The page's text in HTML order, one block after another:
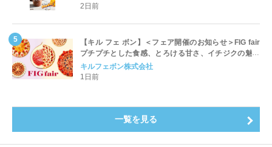
開始
2日前
【キル フェ ボン】＜フェア開催のお知らせ＞FIG fair
プチプチとした食感、とろける甘さ、イチジクの魅力
をたっぷりと。新作を含め、イチジク尽くしの全4種が
登場8月20日（木）スタート
キルフェボン株式会社
1日前
一覧を見る